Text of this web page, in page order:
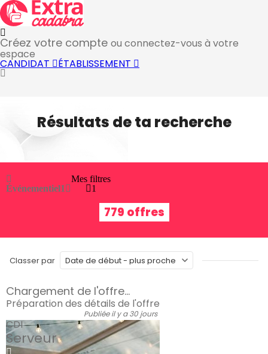
Créez votre compte ou connectez-vous à votre
espace
CANDIDAT ÉTABLISSEMENT
Résultats de ta recherche
Événementiel1
Mes filtres
1
779 offres
Classer par
Chargement de l'offre...
Préparation des détails de l'offre
Publiée il y a 30 jours
CDI
Serveur